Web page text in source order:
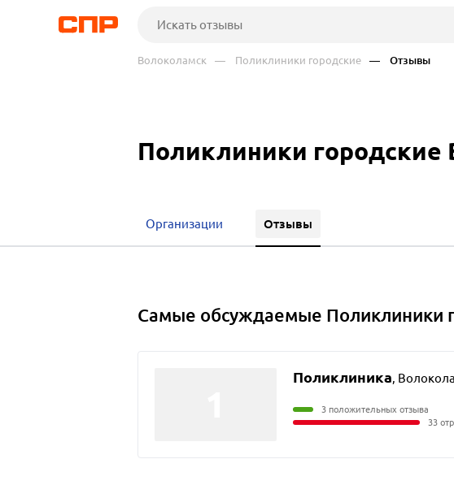
Волоколамск — Поликлиники городские — Отзывы
Поликлиники городские
Организации Отзывы
Самые обсуждаемые Поликлиники
Поликлиника,
3 положительных отзыва
33